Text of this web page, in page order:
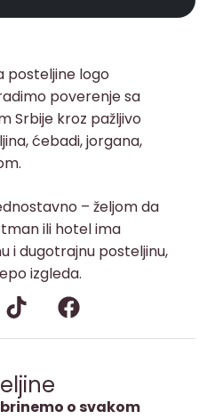
poverenje sa
Srbije kroz pažljivo
ćebadi, jorgana,
– željom da
ili hotel ima
i dugotrajnu posteljinu,
izgleda.
o svakom